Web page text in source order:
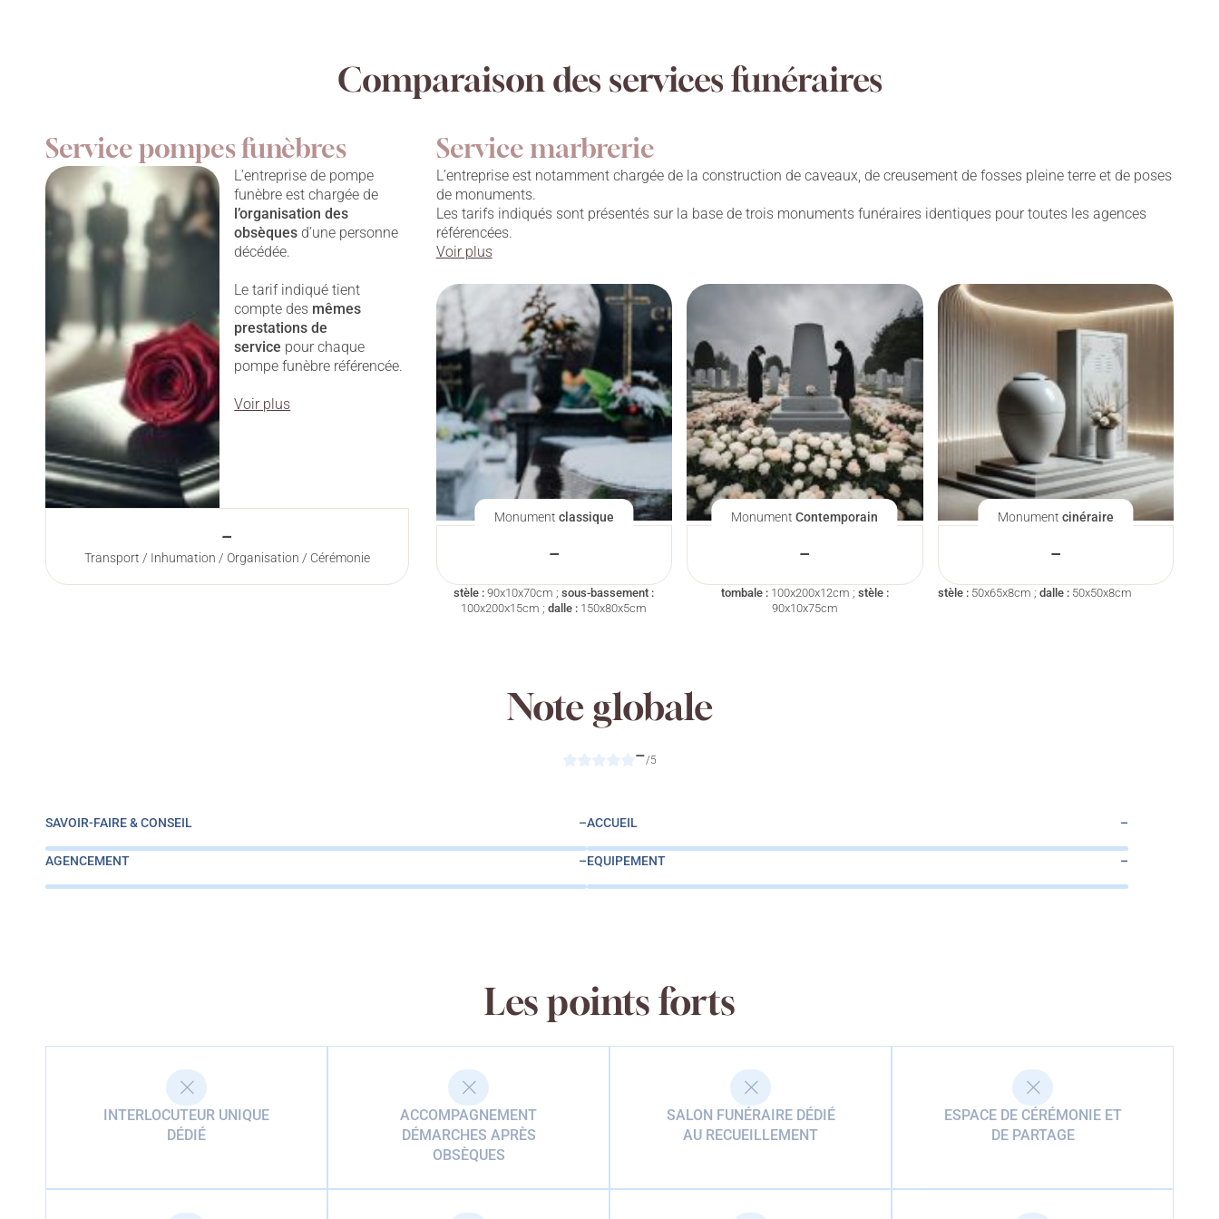
Comparaison des services funéraires
Service pompes funèbres
L’entreprise de pompe
funèbre est chargée de
l’organisation des
obsèques d’une personne
décédée.
Le tarif indiqué tient
compte des mêmes
prestationsde
service pour chaque
pompe funèbre référencée.
Voir plus
–
Transport / Inhumation / Organisation / Cérémonie
Service marbrerie
L’entreprise est notamment chargée de la construction de caveaux, de creusement de fosses pleine terre et de poses
de monuments.
Les tarifs indiqués sont présentés sur la base de trois monuments funéraires identiques pour toutes les agences
référencées.
Voir plus
Monument classique
–
stèle : 90x10x70cm ;sous-bassement :
100x200x15cm ;dalle : 150x80x5cm
MonumentContemporain
–
tombale :100x200x12cm ; stèle :
90x10x75cm
Monument cinéraire
–
stèle :50x65x8cm ; dalle :50x50x8cm
Note globale
–/5
SAVOIR-FAIRE & CONSEIL –ACCUEIL –
AGENCEMENT –EQUIPEMENT –
Les points forts
INTERLOCUTEUR UNIQUE
DÉDIÉ
ACCOMPAGNEMENT
DÉMARCHES APRÈS
OBSÈQUES
SALON FUNÉRAIRE DÉDIÉ
AU RECUEILLEMENT
ESPACE DE CÉRÉMONIE ET
DE PARTAGE